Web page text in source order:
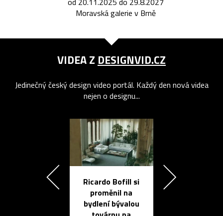
Moravská galerie v Brně
VIDEA Z DESIGNVID.CZ
Jedinečný český design video portál. Každý den nová videa
nejen o designu...
Ricardo Bofill si
proměnil na
bydlení bývalou